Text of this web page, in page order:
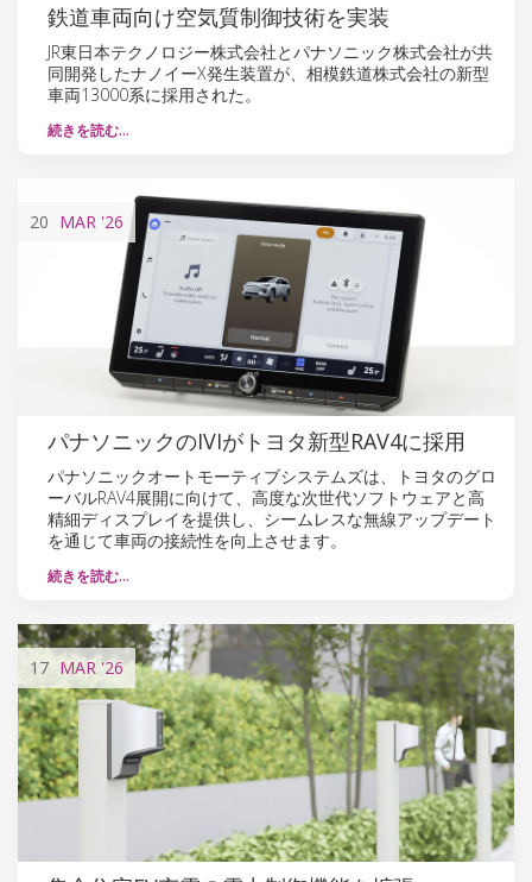
鉄道車両向け空気質制御技術を実装
JR東日本テクノロジー株式会社とパナソニック株式会社が共
同開発したナノイーX発生装置が、相模鉄道株式会社の新型
車両13000系に採用された。
続きを読む…
20 MAR '26
パナソニックのIVIがトヨタ新型RAV4に採用
パナソニックオートモーティブシステムズは、トヨタのグロ
ーバルRAV4展開に向けて、高度な次世代ソフトウェアと高
精細ディスプレイを提供し、シームレスな無線アップデート
を通じて車両の接続性を向上させます。
続きを読む…
17 MAR '26